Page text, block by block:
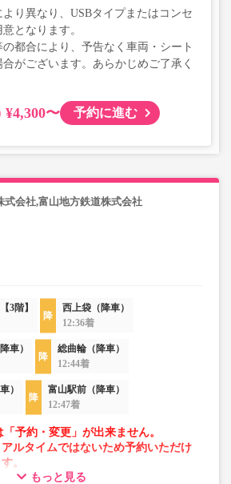
より異なり、USBタイプまたはコンセ
となります。
の都合により、予告なく車両・シート
がございます。あらかじめご了承く
¥4,300〜 予約に進む
式会社,富山地方鉄道株式会社
3階】
西上袋（降車）
12:36着
車）
総曲輪（降車）
12:44着
）
富山駅前（降車）
12:47着
予約・変更」が出来ません。
アルタイムではないため予約いただけ
。
となる場合がございます。これに伴
もっと見る